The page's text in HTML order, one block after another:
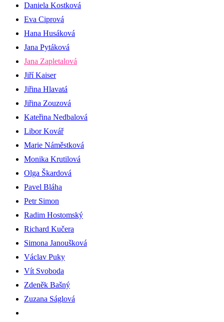
Daniela Kostková
Eva Ciprová
Hana Husáková
Jana Pytáková
Jana Zapletalová
Jiří Kaiser
Jiřina Hlavatá
Jiřina Zouzová
Kateřina Nedbalová
Libor Kovář
Marie Náměstková
Monika Krutilová
Olga Škardová
Pavel Bláha
Petr Simon
Radim Hostomský
Richard Kučera
Simona Janoušková
Václav Puky
Vít Svoboda
Zdeněk Bašný
Zuzana Ságlová